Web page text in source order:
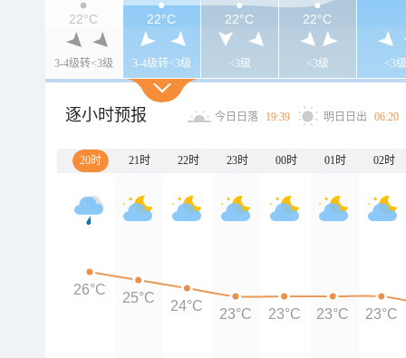
3-4级转<3级 3-4级转<3级 <3级 <3级 <3级
22°C 22°C 22°C 22°C
逐小时预报 今日日落 19:39 明日日出 06:20
20时 21时 22时 23时 00时 01时 02时
26°C
25°C
24°C
23°C 23°C 23°C 23°C